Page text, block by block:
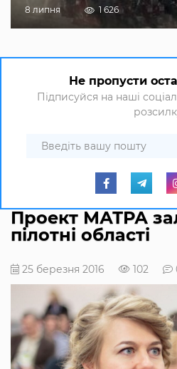
8 липня 1 626
Не пропусти
Підписуйся на наші
Проект МАТРА
пілотні області
25 березня 2016 102